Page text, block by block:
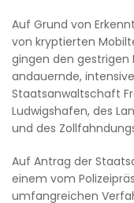
Auf Grund von
von kryptierten
gingen den
andauernde,
Staatsanwaltschaft
Ludwigshafen, des
und des
Auf Antrag der
einem vom
umfangreichen